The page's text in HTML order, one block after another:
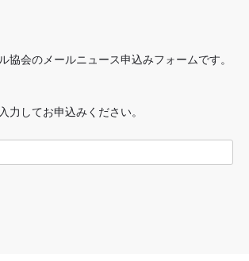
協会のメールニュース申込みフォームです。
力してお申込みください。